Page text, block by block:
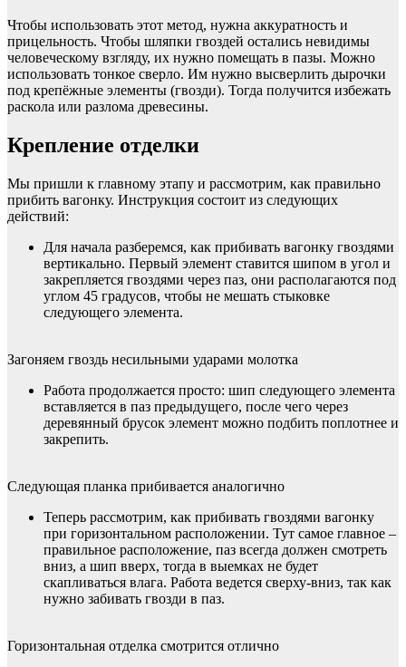
Чтобы использовать этот метод, нужна аккуратность и
прицельность. Чтобы шляпки гвоздей остались невидимы
человеческому взгляду, их нужно помещать в пазы. Можно
использовать тонкое сверло. Им нужно высверлить дырочки
под крепёжные элементы (гвозди). Тогда получится избежать
раскола или разлома древесины.
Крепление отделки
Мы пришли к главному этапу и рассмотрим, как правильно
прибить вагонку. Инструкция состоит из следующих
действий:
Для начала разберемся, как прибивать вагонку гвоздями
вертикально. Первый элемент ставится шипом в угол и
закрепляется гвоздями через паз, они располагаются под
углом 45 градусов, чтобы не мешать стыковке
следующего элемента.
Загоняем гвоздь несильными ударами молотка
Работа продолжается просто: шип следующего элемента
вставляется в паз предыдущего, после чего через
деревянный брусок элемент можно подбить поплотнее и
закрепить.
Следующая планка прибивается аналогично
Теперь рассмотрим, как прибивать гвоздями вагонку
при горизонтальном расположении. Тут самое главное –
правильное расположение, паз всегда должен смотреть
вниз, а шип вверх, тогда в выемках не будет
скапливаться влага. Работа ведется сверху-вниз, так как
нужно забивать гвозди в паз.
Горизонтальная отделка смотрится отлично